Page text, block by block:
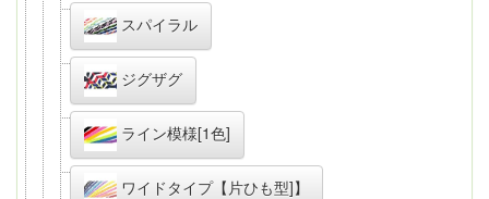
スパイラル
ジグザグ
ライン模様[1色]
ワイドタイプ【片ひも型]】